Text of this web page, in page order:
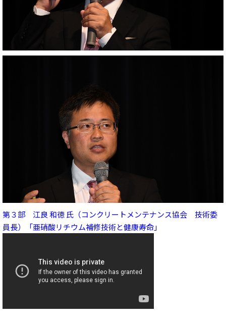
第３部 江良 和徳 氏（コンクリートメンテナンス協会 技術委
員長）「亜硝酸リチウム補修技術と健康寿命」